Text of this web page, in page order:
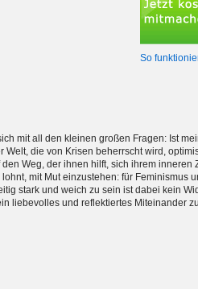
So
mit all den kleinen großen Fragen: Ist
die von Krisen beherrscht wird,
Weg, der ihnen hilft, sich ihrem inneren
mit Mut einzustehen: für Feminismus
stark und weich zu sein ist dabei kein
liebevolles und reflektiertes Miteinander